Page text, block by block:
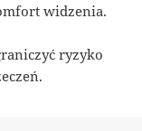
widzenia.
ryzyko